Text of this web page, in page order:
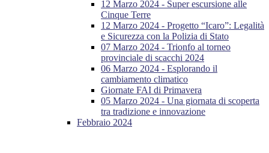
12 Marzo 2024 - Super escursione alle
Cinque Terre
12 Marzo 2024 - Progetto “Icaro”: Legalità
e Sicurezza con la Polizia di Stato
07 Marzo 2024 - Trionfo al torneo
provinciale di scacchi 2024
06 Marzo 2024 - Esplorando il
cambiamento climatico
Giornate FAI di Primavera
05 Marzo 2024 - Una giornata di scoperta
tra tradizione e innovazione
Febbraio 2024